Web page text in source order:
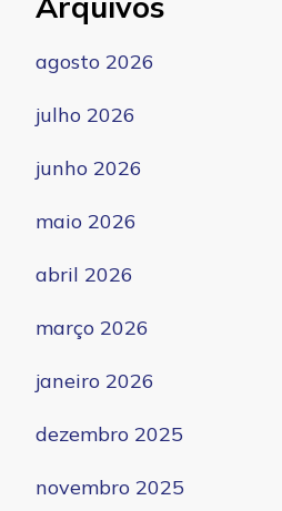
agosto 2026
julho 2026
junho 2026
maio 2026
abril 2026
março 2026
janeiro 2026
dezembro 2025
novembro 2025